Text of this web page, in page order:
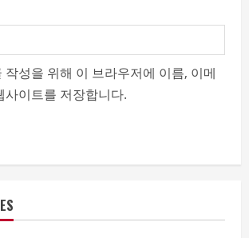
작성을 위해 이 브라우저에 이름, 이메
사이트를 저장합니다.